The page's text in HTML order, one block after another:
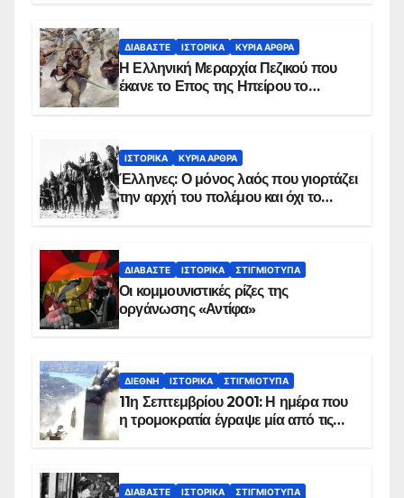
ΔΙΑΒΆΣΤΕ ΙΣΤΟΡΙΚΆ ΚΥΡΙΑ ΑΡΘΡΑ
Η Ελληνική Μεραρχία Πεζικού που
έκανε το Επος της Ηπείρου το
ΙΣΤΟΡΙΚΆ ΚΥΡΙΑ ΑΡΘΡΑ
Έλληνες: Ο μόνος λαός που γιορτάζει
την αρχή του πολέμου και όχι το
ΔΙΑΒΆΣΤΕ ΙΣΤΟΡΙΚΆ ΣΤΙΓΜΙΌΤΥΠΑ
Οι κομμουνιστικές ρίζες της
οργάνωσης «Αντίφα»
ΔΙΕΘΝΉ ΙΣΤΟΡΙΚΆ ΣΤΙΓΜΙΌΤΥΠΑ
11η Σεπτεμβρίου 2001: Η ημέρα που
η τρομοκρατία έγραψε μία από τις
ΔΙΑΒΆΣΤΕ ΙΣΤΟΡΙΚΆ ΣΤΙΓΜΙΌΤΥΠΑ